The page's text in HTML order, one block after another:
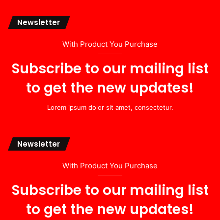
Newsletter
With Product You Purchase
Subscribe to our mailing list
to get the new updates!
Lorem ipsum dolor sit amet, consectetur.
Newsletter
With Product You Purchase
Subscribe to our mailing list
to get the new updates!